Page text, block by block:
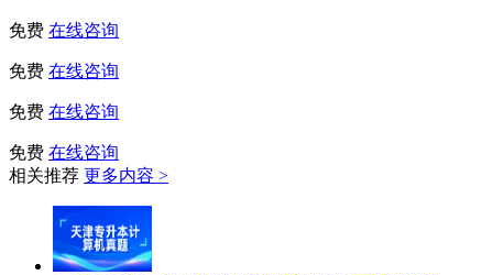
免费 在线咨询
免费 在线咨询
免费 在线咨询
免费 在线咨询
相关推荐 更多内容 >